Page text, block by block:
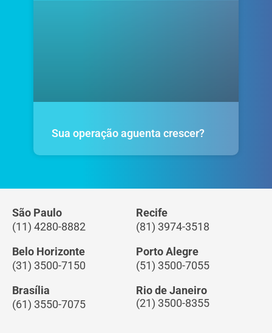
Sua operação aguenta crescer?
São Paulo
(11) 4280-8882
Recife
(81) 3974-3518
Belo Horizonte
(31) 3500-7150
Porto Alegre
(51) 3500-7055
Brasília
(61) 3550-7075
Rio de Janeiro
(21) 3500-8355